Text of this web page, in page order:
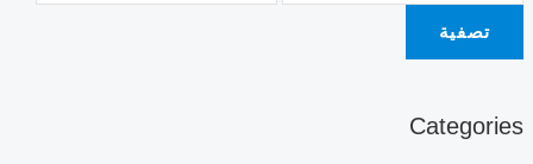
تصفية
Categories